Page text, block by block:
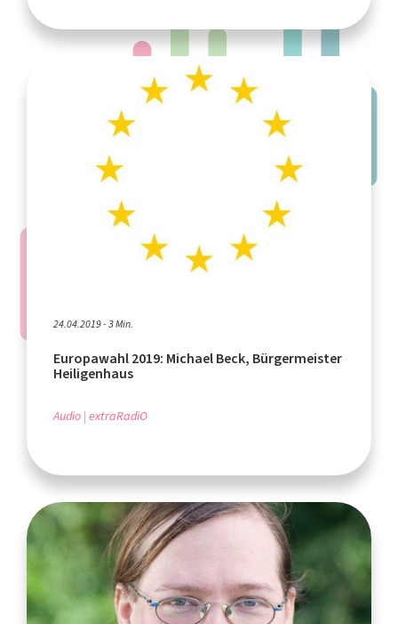
24.04.2019 - 3 Min.
Europawahl 2019: Michael Beck, Bürgermeister
Heiligenhaus
Audio extraRadiO